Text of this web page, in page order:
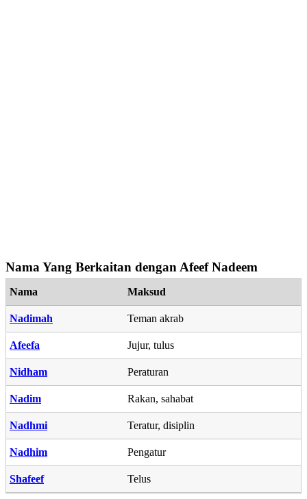
Nama Yang Berkaitan dengan Afeef Nadeem
Nama Maksud
Nadimah Teman akrab
Afeefa Jujur, tulus
Nidham Peraturan
Nadim Rakan, sahabat
Nadhmi Teratur, disiplin
Nadhim Pengatur
Shafeef Telus